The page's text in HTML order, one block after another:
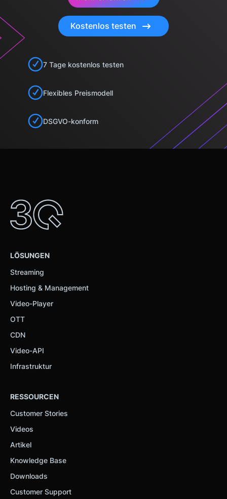
Kostenlos testen
7 Tage kostenlos testen
Flexibles Preismodell
DSGVO-konform
LÖSUNGEN
Streaming
Hosting & Management
Video-Player
OTT
CDN
Video-API
Infrastruktur
RESSOURCEN
Customer Stories
Videos
Artikel
Knowledge Base
Downloads
Customer Support